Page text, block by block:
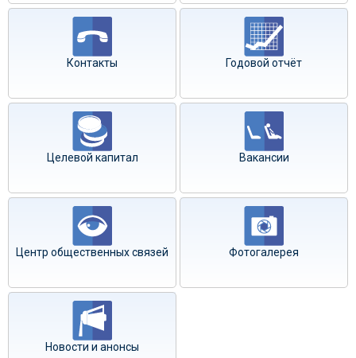
Контакты Годовой отчёт
Целевой капитал Вакансии
Центр общественных связей Фотогалерея
Новости и анонсы